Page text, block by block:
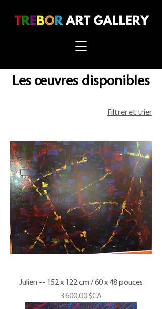
Les œuvres disponibles
Filtrer et trier
Julien -- 152 x 122 cm / 60 x 48 pouces
Prix
3 600,00 $CA